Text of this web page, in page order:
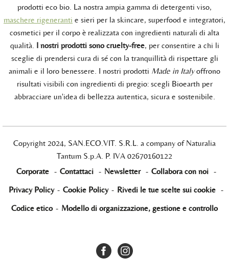
prodotti eco bio. La nostra ampia gamma di detergenti viso,
maschere rigeneranti e sieri per la skincare, superfood e integratori,
cosmetici per il corpo è realizzata con ingredienti naturali di alta
qualità. I nostri prodotti sono cruelty-free, per consentire a chi li
sceglie di prendersi cura di sé con la tranquillità di rispettare gli
animali e il loro benessere. I nostri prodotti Made in Italyoffrono
risultati visibili con ingredienti di pregio: scegli Bioearth per
abbracciare un'idea di bellezza autentica, sicura e sostenibile.
Copyright 2024, SAN.ECO.VIT. S.R.L. a company of Naturalia
Tantum S.p.A. P. IVA 02670160122
Corporate - Contattaci - Newsletter - Collabora con noi -
Privacy Policy - Cookie Policy - Rivedi le tue scelte sui cookie -
Codice etico - Modello di organizzazione, gestione e controllo